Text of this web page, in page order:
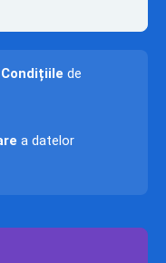
de
a datelor